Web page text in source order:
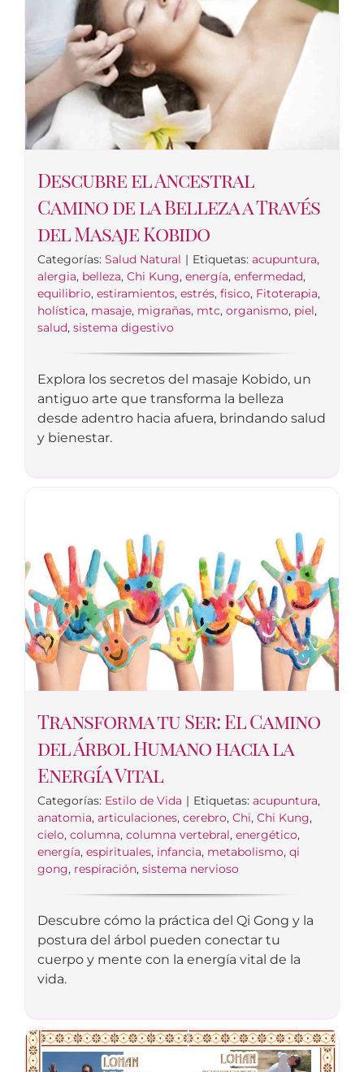
Descubre el Ancestral
Camino de la Belleza a Través
del Masaje Kobido
Categorías: Salud Natural | Etiquetas: acupuntura,
alergia, belleza, Chi Kung, energía, enfermedad,
equilibrio, estiramientos, estrés, fisico, Fitoterapia,
holística, masaje, migrañas, mtc, organismo, piel,
salud, sistema digestivo
Explora los secretos del masaje Kobido, un
antiguo arte que transforma la belleza
desde adentro hacia afuera, brindando salud
y bienestar.
Transforma tu Ser: El Camino
del Árbol Humano hacia la
Energía Vital
Categorías: Estilo de Vida | Etiquetas: acupuntura,
anatomia, articulaciones, cerebro, Chi, Chi Kung,
cielo, columna, columna vertebral, energético,
energía, espirituales, infancia, metabolismo, qi
gong, respiración, sistema nervioso
Descubre cómo la práctica del Qi Gong y la
postura del árbol pueden conectar tu
cuerpo y mente con la energía vital de la
vida.